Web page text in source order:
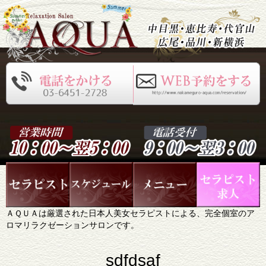
ＡＱＵＡは厳選された日本人美女セラピストによる、完全個室のア
ロマリラクゼーションサロンです。
sdfdsaf